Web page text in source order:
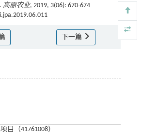
高原农业, 2019, 3(06): 670-674
下一篇
目（41761008）